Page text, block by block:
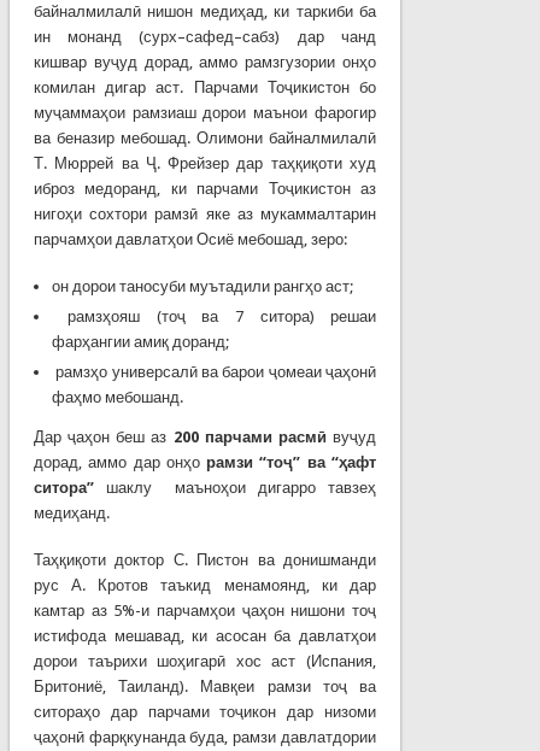
байналмилалӣ нишон медиҳад, ки таркиби ба
ин монанд (сурх–сафед–сабз) дар чанд
кишвар вуҷуд дорад, аммо рамзгузории онҳо
комилан дигар аст. Парчами Тоҷикистон бо
муҷаммаҳои рамзиаш дорои маънои фарогир
ва беназир мебошад. Олимони байналмилалӣ
Т. Мюррей ва Ҷ. Фрейзер дар таҳқиқоти худ
иброз медоранд, ки парчами Тоҷикистон аз
нигоҳи сохтори рамзӣ яке аз мукаммалтарин
парчамҳои давлатҳои Осиё мебошад, зеро:
он дорои таносуби муътадили рангҳо аст;
рамзҳояш (тоҷ ва 7 ситора) решаи
фарҳангии амиқ доранд;
рамзҳо универсалӣ ва барои ҷомеаи ҷаҳонӣ
фаҳмо мебошанд.
Дар ҷаҳон беш аз 200 парчами расмӣ вуҷуд
дорад, аммо дар онҳорамзи “тоҷ” ва“ҳафт
ситора”шаклу маъноҳои дигарро тавзеҳ
медиҳанд.
Таҳқиқоти доктор С. Пистон ва донишманди
рус А. Кротов таъкид менамоянд, ки дар
камтар аз 5%-и парчамҳои ҷаҳон нишони тоҷ
истифода мешавад, ки асосан ба давлатҳои
дорои таърихи шоҳигарӣ хос аст (Испания,
Бритониё, Таиланд). Мавқеи рамзи тоҷ ва
ситораҳо дар парчами тоҷикон дар низоми
ҷаҳонӣ фарқкунанда буда, рамзи давлатдории